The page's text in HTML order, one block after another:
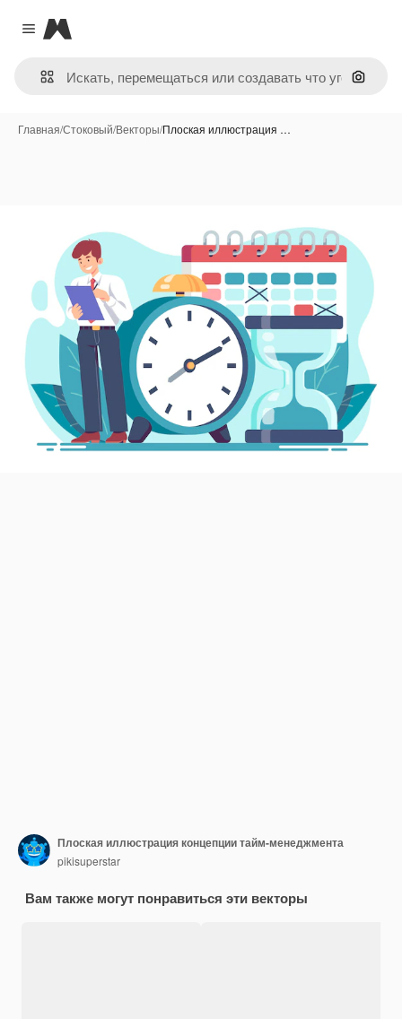
Close menu
Magnific
Поиск
Главная/Стоковый/Векторы/Плоская иллюстрация …
Плоская иллюстрация концепции тайм-менеджмента
pikisuperstar
Вам также могут понравиться эти векторы